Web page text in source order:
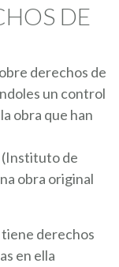
DE
derechos de
un control
obra que han
(Instituto de
obra original
derechos
en ella